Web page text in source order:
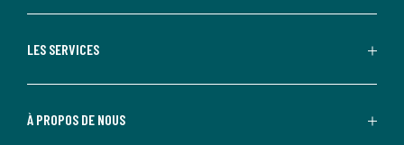
LES SERVICES
À PROPOS DE NOUS